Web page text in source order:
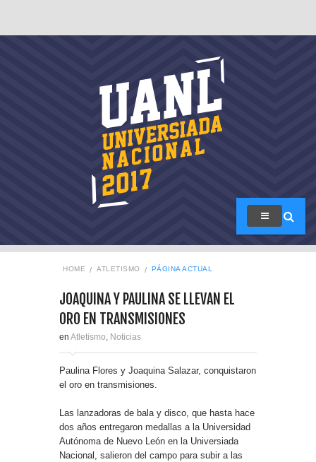
HOME ATLETISMO PÁGINA ACTUAL
JOAQUINA Y PAULINA SE LLEVAN EL
ORO EN TRANSMISIONES
en Atletismo Noticias
Paulina Flores y Joaquina Salazar, conquistaron
el oro en transmisiones.
Las lanzadoras de bala y disco, que hasta hace
dos años entregaron medallas a la Universidad
Autónoma de Nuevo León en la Universiada
Nacional, salieron del campo para subir a las